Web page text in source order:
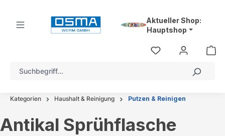
Aktueller Shop:
Hauptshop
Kategorien Haushalt & Reinigung Putzen & Reinigen
Antikal Sprühflasche